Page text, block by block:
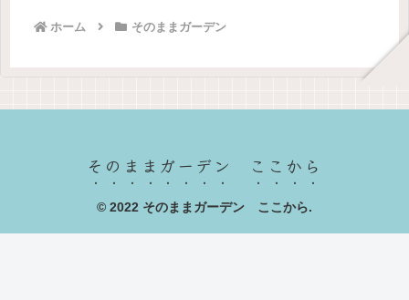
ホーム そのままガーデン
そのままガーデン ここから
© 2022 そのままガーデン ここから.